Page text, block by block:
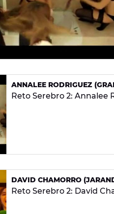
ANNALEE RODRIGUEZ
Reto Serebro 2: Annalee
DAVID CHAMORRO
Reto Serebro 2: David